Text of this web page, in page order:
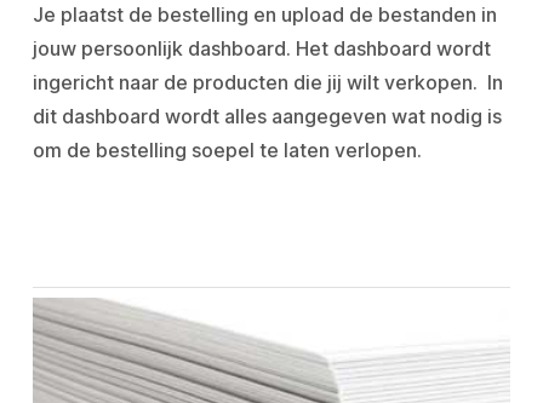
Je plaatst de bestelling en upload de bestanden in
jouw persoonlijk dashboard. Het dashboard wordt
ingericht naar de producten die jij wilt verkopen. In
dit dashboard wordt alles aangegeven wat nodig is
om de bestelling soepel te laten verlopen.